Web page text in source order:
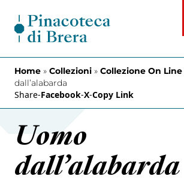
Home » Collezioni » Collezione On Line
dall’alabarda
Share-Facebook-X-Copy Link
Uomo
dall’alabarda